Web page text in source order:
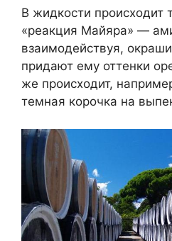
В жидкости происходит
«реакция Майяра» —
взаимодействуя,
придают ему оттенки
же происходит,
темная корочка на